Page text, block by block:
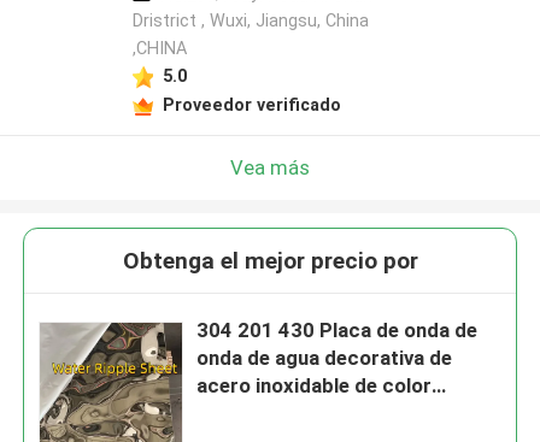
Dristrict , Wuxi, Jiangsu, China
,CHINA
5.0
Proveedor verificado
Vea más
Obtenga el mejor precio por
304 201 430 Placa de onda de
onda de agua decorativa de
acero inoxidable de color